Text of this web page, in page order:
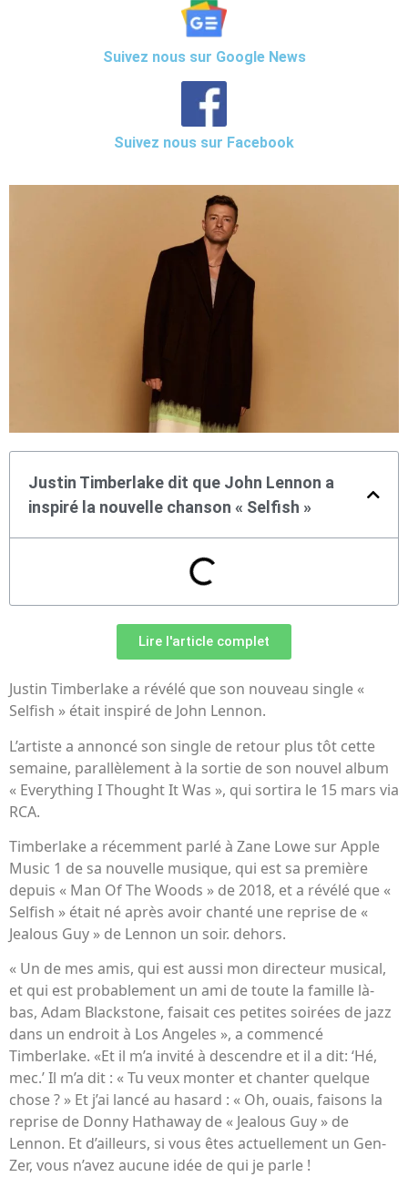
Suivez nous sur Google News
Suivez nous sur Facebook
Justin Timberlake dit que John Lennon a
inspiré la nouvelle chanson « Selfish »
Lire l'article complet
Justin Timberlake a révélé que son nouveau single «
Selfish » était inspiré de John Lennon.
L’artiste a annoncé son single de retour plus tôt cette
semaine, parallèlement à la sortie de son nouvel album
« Everything I Thought It Was », qui sortira le 15 mars via
RCA.
Timberlake a récemment parlé à Zane Lowe sur Apple
Music 1 de sa nouvelle musique, qui est sa première
depuis « Man Of The Woods » de 2018, et a révélé que «
Selfish » était né après avoir chanté une reprise de «
Jealous Guy » de Lennon un soir. dehors.
« Un de mes amis, qui est aussi mon directeur musical,
et qui est probablement un ami de toute la famille là-
bas, Adam Blackstone, faisait ces petites soirées de jazz
dans un endroit à Los Angeles », a commencé
Timberlake. «Et il m’a invité à descendre et il a dit: ‘Hé,
mec.’ Il m’a dit : « Tu veux monter et chanter quelque
chose ? » Et j’ai lancé au hasard : « Oh, ouais, faisons la
reprise de Donny Hathaway de « Jealous Guy » de
Lennon. Et d’ailleurs, si vous êtes actuellement un Gen-
Zer, vous n’avez aucune idée de qui je parle !